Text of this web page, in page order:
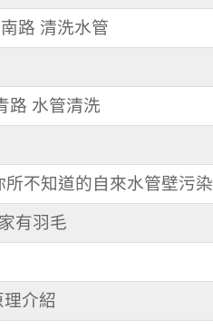
路 清洗水管
路 水管清洗
不知道的自來水管壁污染
有羽毛
介紹